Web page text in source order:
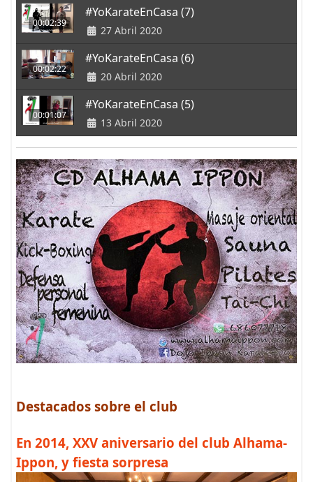
00:02:39
#YoKarateEnCasa (7)
27 Abril 2020
00:02:22
#YoKarateEnCasa (6)
20 Abril 2020
00:01:07
#YoKarateEnCasa (5)
13 Abril 2020
Destacados sobre el club
En 2014, XXV aniversario del club Alhama-
Ippon, y fiesta sorpresa